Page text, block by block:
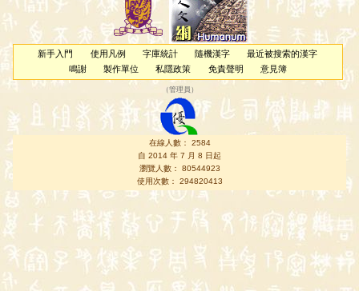
新手入門 使用凡例 字庫統計 隨機漢字
最近被搜索的漢字
鳴謝
製作單位 私隱政策 免責聲明 意見簿
（管理員 ）
在線人數： 2584
自 2014 年 7 月 8 日起
瀏覽人數： 80544923
使用次數： 294820413